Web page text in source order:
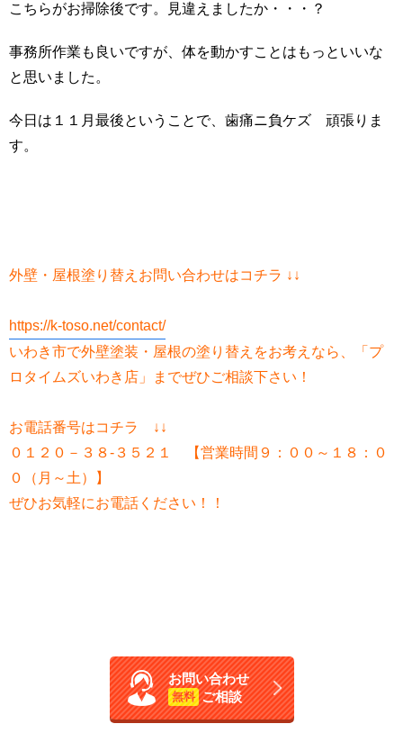
こちらがお掃除後です。見違えましたか・・・？
事務所作業も良いですが、体を動かすことはもっといいな
と思いました。
今日は１１月最後ということで、歯痛ニ負ケズ 頑張りま
す。
外壁・屋根塗り替えお問い合わせはコチラ ↓↓
https://k-toso.net/contact/
いわき市で外壁塗装・屋根の塗り替えをお考えなら、「プ
ロタイムズいわき店」までぜひご相談下さい！
お電話番号はコチラ ↓↓
０１２０－３８-３５２１ 【営業時間９：００～１８：０
０（月～土）】
ぜひお気軽にお電話ください！！
お問い合わせ
無料 ご相談